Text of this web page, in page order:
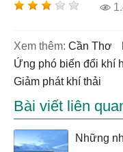
Xem thêm: Cần Thơ
ứng phó biến đổi khí
giảm phát khí thải
Bài viết liên
Những